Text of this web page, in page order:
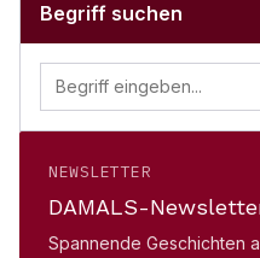
Begriff suchen
NEWSLETTER
DAMALS-
Spannende Geschichten